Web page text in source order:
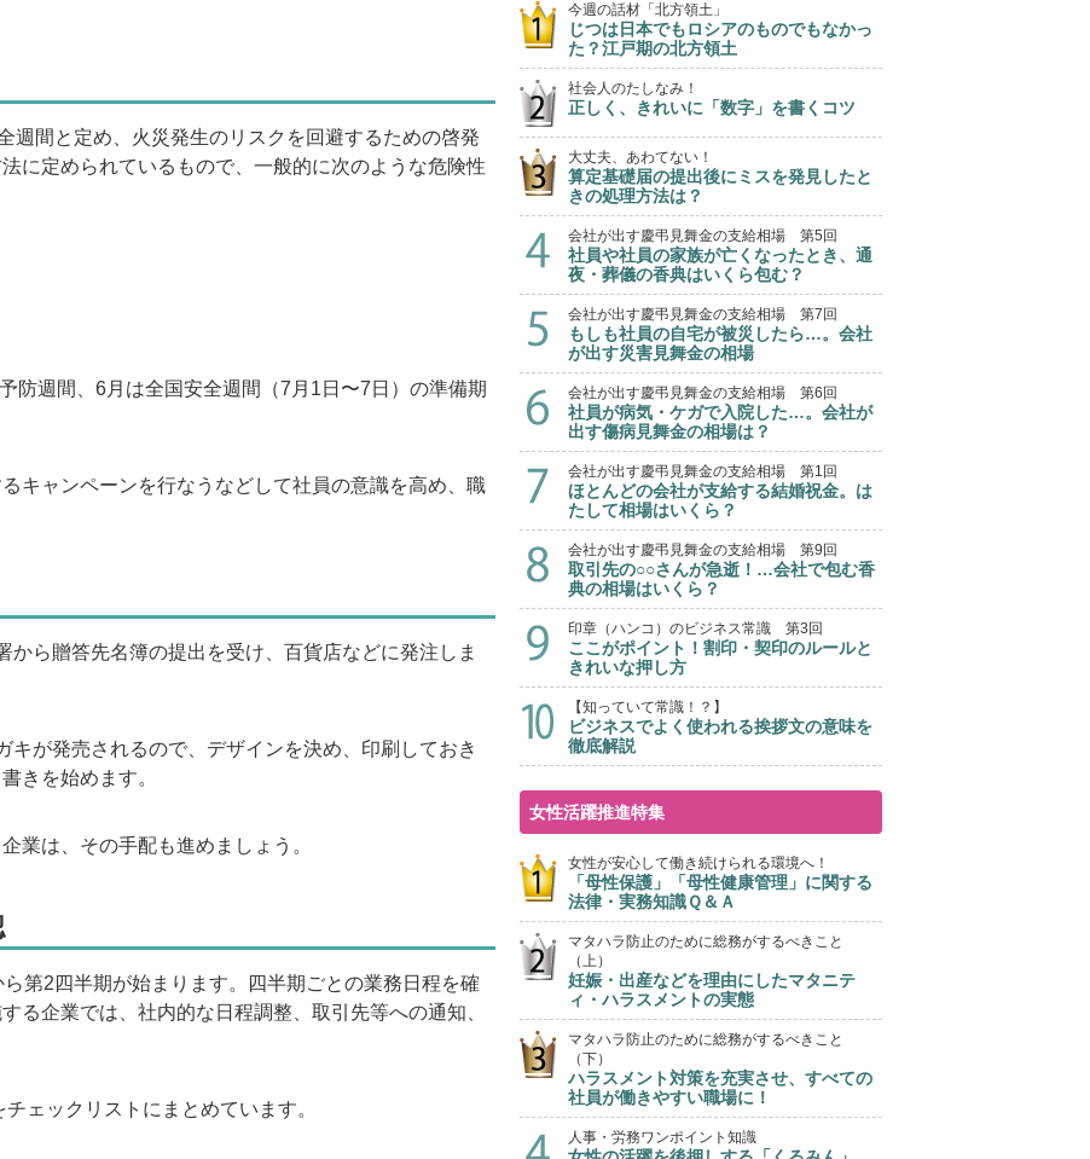
間と定め、火災発生のリスクを回避するための啓発
に定められているもので、一般的に次のような危険性
防週間、6月は全国安全週間（7月1日〜7日）の準備期
キャンペーンを行なうなどして社員の意識を高め、職
ら贈答先名簿の提出を受け、百貨店などに発注しま
が発売されるので、デザインを決め、印刷しておき
きを始めます。
業は、その手配も進めましょう。
第2四半期が始まります。四半期ごとの業務日程を確
る企業では、社内的な日程調整、取引先等への通知、
ェックリストにまとめています。
今週の話材「北方領土」
じつは日本でもロシアのものでもなかっ
た？江戸期の北方領土
社会人のたしなみ！
正しく、きれいに「数字」を書くコツ
大丈夫、あわてない！
算定基礎届の提出後にミスを発見したと
きの処理方法は？
会社が出す慶弔見舞金の支給相場 第5回
社員や社員の家族が亡くなったとき、通
夜・葬儀の香典はいくら包む？
会社が出す慶弔見舞金の支給相場 第7回
もしも社員の自宅が被災したら…。会社
が出す災害見舞金の相場
会社が出す慶弔見舞金の支給相場 第6回
社員が病気・ケガで入院した…。会社が
出す傷病見舞金の相場は？
会社が出す慶弔見舞金の支給相場 第1回
ほとんどの会社が支給する結婚祝金。は
たして相場はいくら？
会社が出す慶弔見舞金の支給相場 第9回
取引先の○○さんが急逝！…会社で包む香
典の相場はいくら？
印章（ハンコ）のビジネス常識 第3回
ここがポイント！割印・契印のルールと
きれいな押し方
【知っていて常識！？】
ビジネスでよく使われる挨拶文の意味を
徹底解説
女性活躍推進特集
女性が安心して働き続けられる環境へ！
「母性保護」「母性健康管理」に関する
法律・実務知識Ｑ＆Ａ
マタハラ防止のために総務がするべきこと
（上）
妊娠・出産などを理由にしたマタニテ
ィ・ハラスメントの実態
マタハラ防止のために総務がするべきこと
（下）
ハラスメント対策を充実させ、すべての
社員が働きやすい職場に！
人事・労務ワンポイント知識